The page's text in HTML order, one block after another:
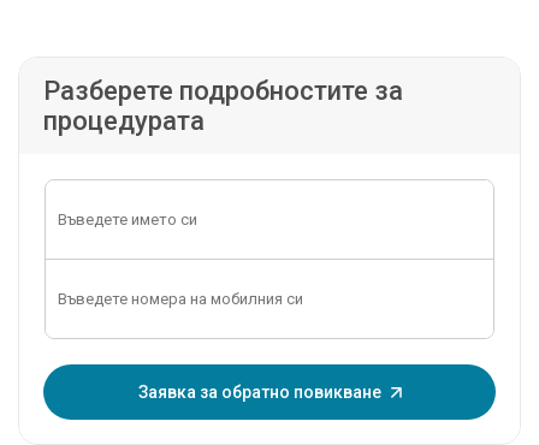
Разберете подробностите за
процедурата
Заявка за обратно повикване